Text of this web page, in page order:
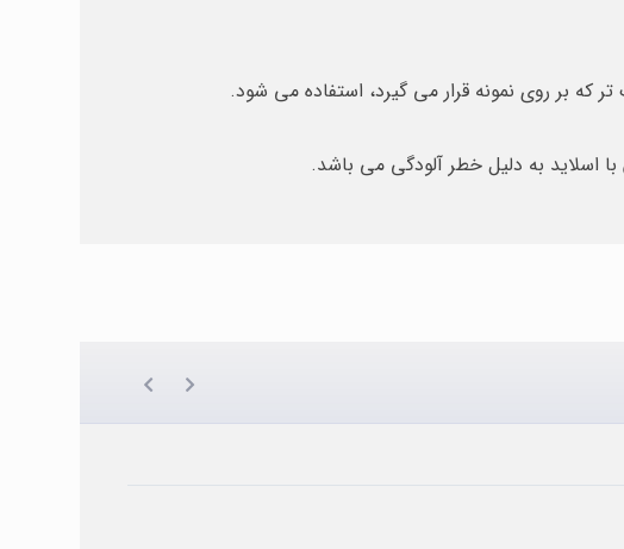
بر روی نمونه قرار می گیرد، استفاده می شود.
به دلیل خطر آلودگی می باشد.